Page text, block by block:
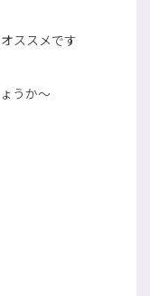
ススメです
うか～